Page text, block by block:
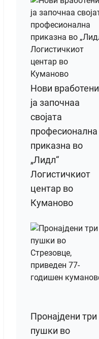
Нови вработени
ја започнаа
својата
професионална
приказна во
„Лидл“
Логистичкиот
центар во
Куманово
Пронајдени три
пушки во